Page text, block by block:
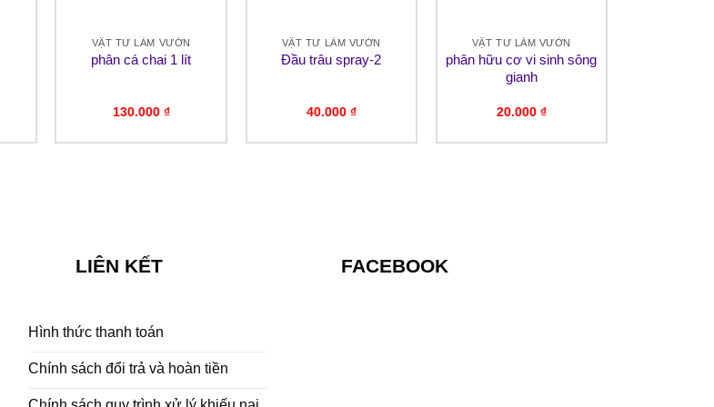
VẬT TƯ LÀM VƯỜN
phân cá chai 1 lít
130.000 ₫
VẬT TƯ LÀM VƯỜN
Đầu trâu spray-2
40.000 ₫
VẬT TƯ LÀM VƯỜN
phân hữu cơ vi sinh sông
gianh
20.000 ₫
LIÊN KẾT
Hình thức thanh toán
Chính sách đổi trả và hoàn tiền
FACEBOOK